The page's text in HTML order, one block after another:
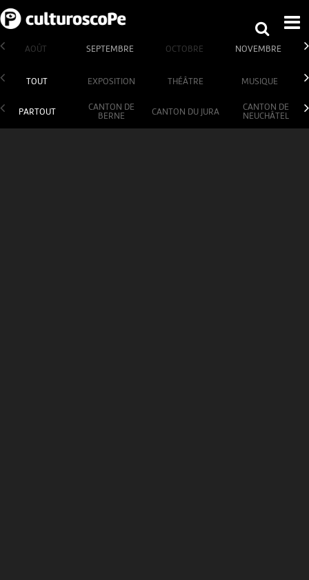
AOÛT SEPTEMBRE OCTOBRE NOVEMBRE
TOUT EXPOSITION THÉÂTRE MUSIQUE
PARTOUT
CANTON DE
BERNE
CANTON DU JURA
CANTON DE
NEUCHÂTEL